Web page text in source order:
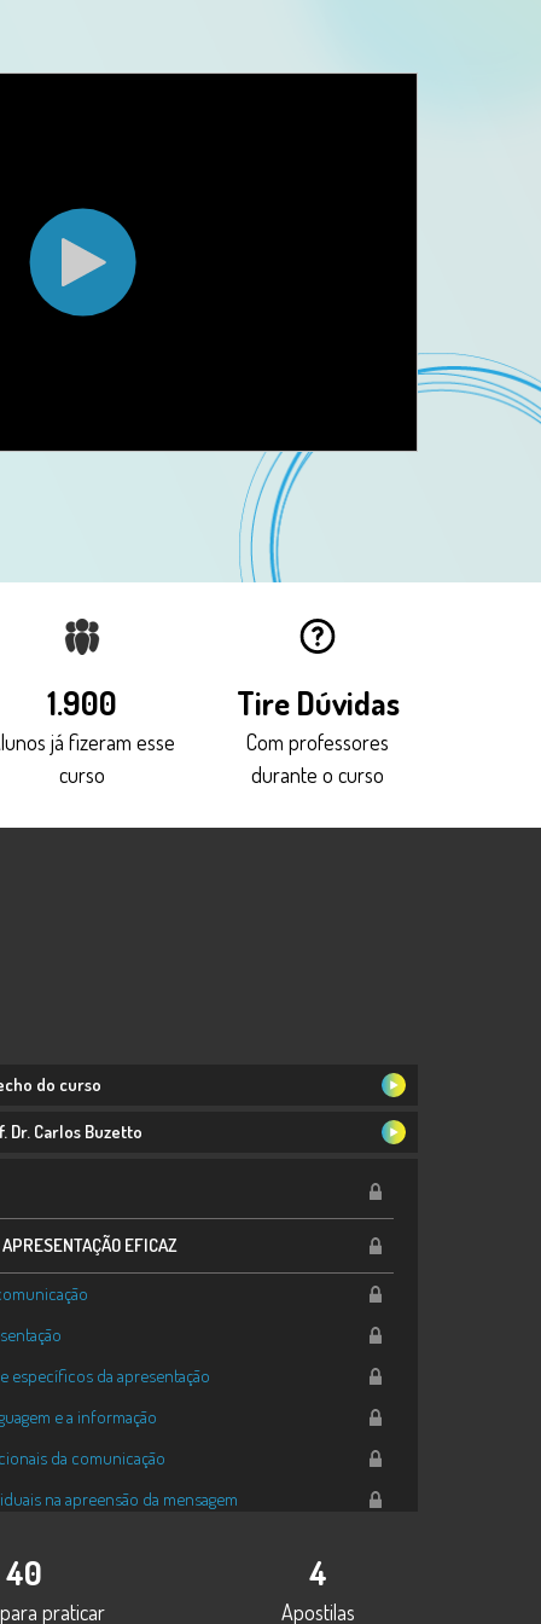
1.900
já fizeram esse
curso
Tire Dúvidas
Com professores
durante o curso
do curso
Dr. Carlos Buzetto
EFICAZ
específicos da apresentação
e a informação
da comunicação
na apreensão da mensagem
e uso do espaço
40
praticar
4
Apostilas